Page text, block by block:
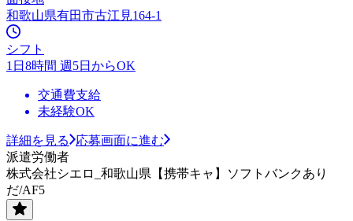
和歌山県有田市古江見164-1
シフト
1日8時間 週5日からOK
交通費支給
未経験OK
詳細を見る
応募画面に進む
派遣労働者
株式会社シエロ_和歌山県【携帯キャ】ソフトバンクあり
だ/AF5